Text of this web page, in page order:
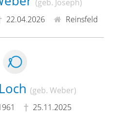
(geb. Joseph)
22.04.2026 Reinsfeld
(geb. Weber)
25.11.2025